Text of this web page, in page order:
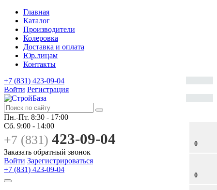
Главная
Каталог
Производители
Колеровка
Доставка и оплата
Юр.лицам
Контакты
0
0
+7 (831) 423-09-04
Войти Регистрация
Пн.-Пт. 8:30 - 17:00
Сб. 9:00 - 14:00
+7 (831) 423-09-04
Заказать обратный звонок
Войти Зарегистрироваться
+7 (831) 423-09-04